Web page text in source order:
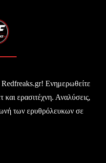
Ενημερωθείτε
ερασιτέχνη. Αναλύσεις,
των ερυθρόλευκων σε